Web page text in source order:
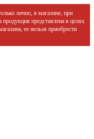
лично, в магазине, при
продукция представлена в целях
ее нельзя приобрести